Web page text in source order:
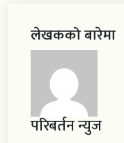
लेखकको बारेमा
परिबर्तन न्युज